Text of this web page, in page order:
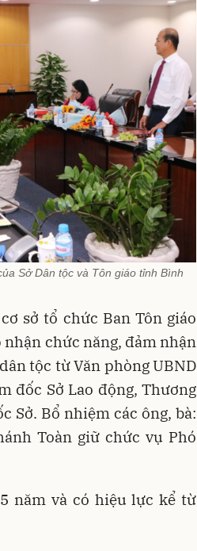
Sở Dân tộc và Tôn giáo tỉnh Bình
sở tổ chức Ban Tôn giáo
chức năng, đảm nhận
tộc từ Văn phòng UBND
đốc Sở Lao động, Thương
Sở. Bổ nhiệm các ông, bà:
Toàn giữ chức vụ Phó
năm và có hiệu lực kể từ